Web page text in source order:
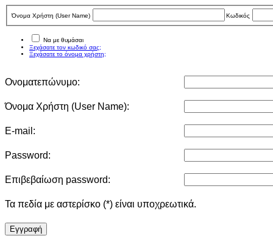
Όνομα Χρήστη (User Νame) Κωδικός
Να με θυμάσαι
Ξεχάσατε τον κωδικό σας;
Ξεχάσατε το όνομα χρήστη;
Ονοματεπώνυμο:
Όνομα Χρήστη (User Νame):
E-mail:
Password:
Επιβεβαίωση password:
Τα πεδία με αστερίσκο (*) είναι υποχρεωτικά.
Eγγραφή